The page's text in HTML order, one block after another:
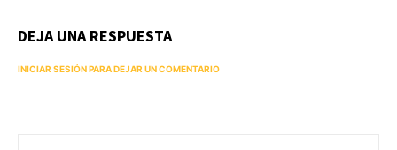
DEJA UNA RESPUESTA
INICIAR SESIÓN PARA DEJAR UN COMENTARIO